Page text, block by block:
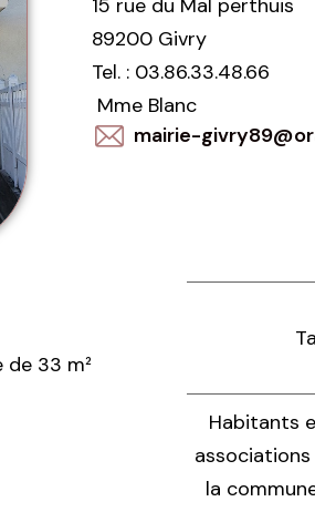
15 rue du Mal perthuis
89200 Givry
Tel. : 03.86.33.48.66
Mme Blanc
mairie-
de 33 m²
Habitants
la